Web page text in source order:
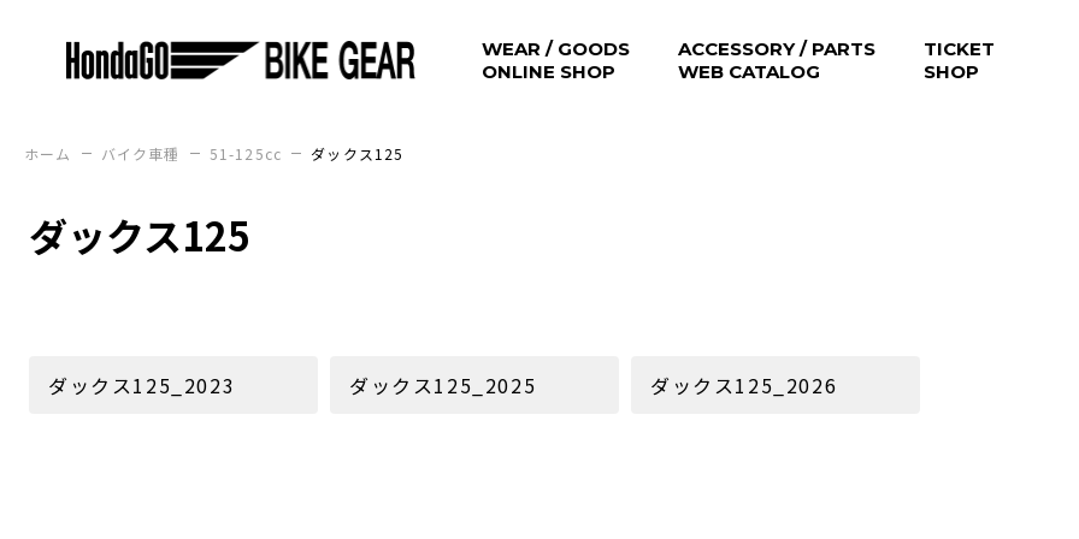
WEAR / GOODS
ONLINE SHOP
ACCESSORY / PARTS
WEB CATALOG
TICKET
SHOP
ホーム バイク車種 51-125cc ダックス125
ダックス125
ダックス125_2023 ダックス125_2025 ダックス125_2026